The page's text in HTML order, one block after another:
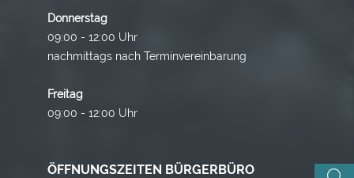
Donnerstag
09:00 - 12:00 Uhr
nachmittags nach Terminvereinbarung
Freitag
09:00 - 12:00 Uhr
ÖFFNUNGSZEITEN BÜRGERBÜRO